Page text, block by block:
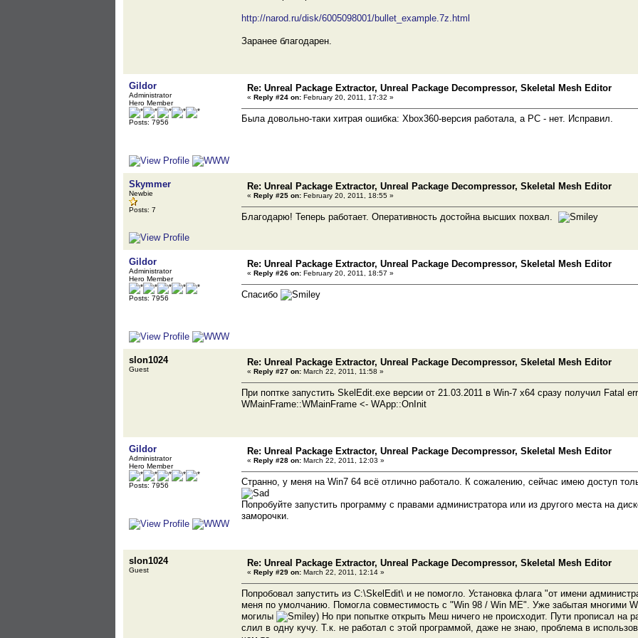
http://narod.ru/disk/6005098001/bullet_example.7z.html
Заранее благодарен.
Gildor
Administrator
Hero Member
Posts: 7956
Re: Unreal Package Extractor, Unreal Package Decompressor, Skeletal Mesh Editor
« Reply #24 on: February 20, 2011, 17:32 »
Была довольно-таки хитрая ошибка: Xbox360-версия работала, а PC - нет. Исправил.
Skymmer
Newbie
Posts: 7
Re: Unreal Package Extractor, Unreal Package Decompressor, Skeletal Mesh Editor
« Reply #25 on: February 20, 2011, 18:55 »
Благодарю! Теперь работает. Оперативность достойна высших похвал.
Gildor
Administrator
Hero Member
Posts: 7956
Re: Unreal Package Extractor, Unreal Package Decompressor, Skeletal Mesh Editor
« Reply #26 on: February 20, 2011, 18:57 »
Спасибо
slon1024
Guest
Re: Unreal Package Extractor, Unreal Package Decompressor, Skeletal Mesh Editor
« Reply #27 on: March 22, 2011, 11:58 »
При поптке запустить SkelEdit.exe версии от 21.03.2011 в Win-7 x64 сразу получил Fatal
WMainFrame::WMainFrame <- WApp::OnInit
Gildor
Administrator
Hero Member
Posts: 7956
Re: Unreal Package Extractor, Unreal Package Decompressor, Skeletal Mesh Editor
« Reply #28 on: March 22, 2011, 12:03 »
Странно, у меня на Win7 64 всё отлично работало. К сожалению, сейчас имею доступ
Попробуйте запустить программу с правами администратора или из другого места на
заморочки.
slon1024
Guest
Re: Unreal Package Extractor, Unreal Package Decompressor, Skeletal Mesh Editor
« Reply #29 on: March 22, 2011, 12:14 »
Попробовал запустить из C:\SkelEdit\ и не помогло. Установка флага "от имени
меня по умолчанию. Помогла совместимость с "Win 98 / Win ME". Уже забытая многими
могилы
) Но при попытке открыть Меш ничего не происходит. Пути прописал на
слил в одну кучу. Т.к. не работал с этой программой, даже не знаю, проблема в